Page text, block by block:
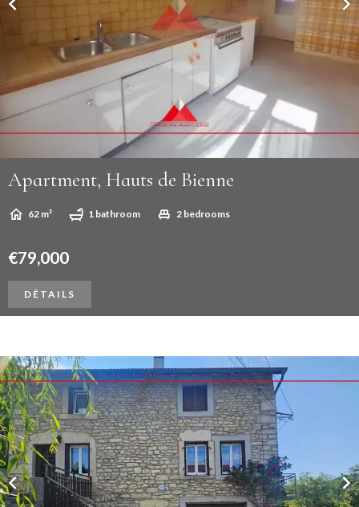
Apartment, Hauts de Bienne
62 m² 1 bathroom 2 bedrooms
€79,000
DÉTAILS